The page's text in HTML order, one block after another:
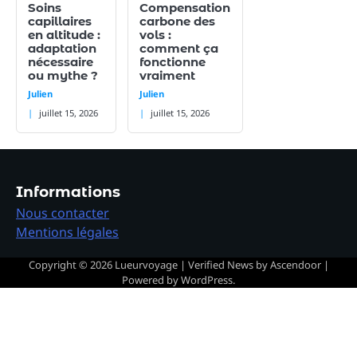
Soins
capillaires
en altitude :
adaptation
nécessaire
ou mythe ?
Julien
juillet 15, 2026
Compensation
carbone des
vols :
comment ça
fonctionne
vraiment
Julien
juillet 15, 2026
Informations
Nous contacter
Mentions légales
Copyright © 2026 Lueurvoyage| Verified News byAscendoor|
Powered byWordPress.